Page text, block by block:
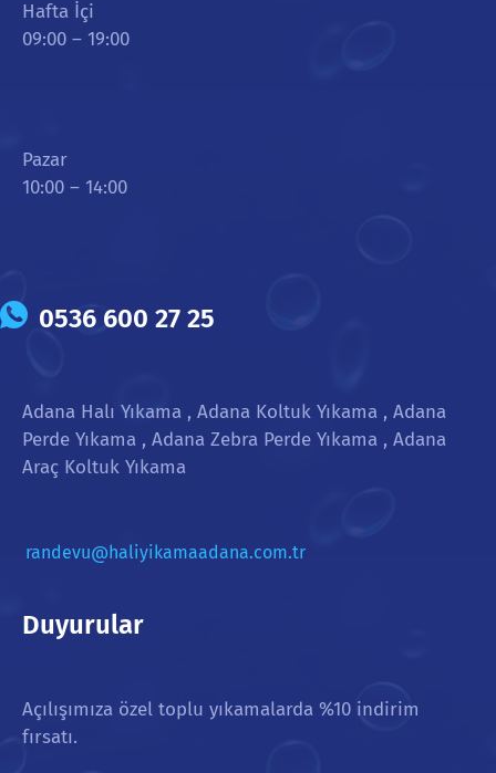
Hafta İçi
09:00 – 19:00
Pazar
10:00 – 14:00
0536 600 27 25
Adana Halı Yıkama , Adana Koltuk Yıkama , Adana
Perde Yıkama , Adana Zebra Perde Yıkama , Adana
Araç Koltuk Yıkama
randevu@haliyikamaadana.com.tr
Duyurular
Açılışımıza özel toplu yıkamalarda %10 indirim
fırsatı.